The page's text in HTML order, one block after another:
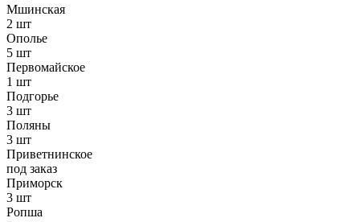
Мшинская
2 шт
Ополье
5 шт
Первомайское
1 шт
Подгорье
3 шт
Поляны
3 шт
Приветнинское
под заказ
Приморск
3 шт
Ропша